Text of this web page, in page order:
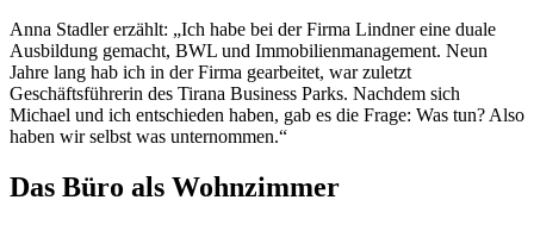
Anna Stadler erzählt: „Ich habe bei der Firma Lindner eine duale
Ausbildung gemacht, BWL und Immobilienmanagement. Neun
Jahre lang hab ich in der Firma gearbeitet, war zuletzt
Geschäftsführerin des Tirana Business Parks. Nachdem sich
Michael und ich entschieden haben, gab es die Frage: Was tun? Also
haben wir selbst was unternommen.“
Das Büro als Wohnzimmer